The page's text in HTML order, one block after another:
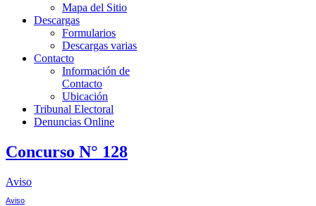
Mapa del Sitio
Descargas
Formularios
Descargas varias
Contacto
Información de
Contacto
Ubicación
Tribunal Electoral
Denuncias Online
Concurso N° 128
Aviso
Aviso